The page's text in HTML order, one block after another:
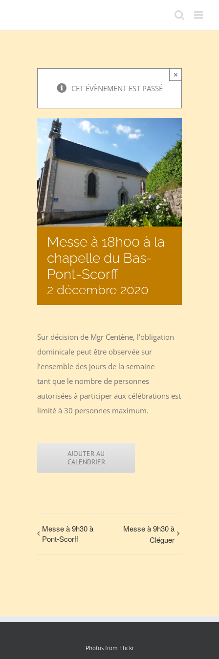
CET ÉVÈNEMENT EST PASSÉ
×
Messe à 18h00 à la
chapelle du Bas-
Pont-Scorff
2 décembre 2020
Sur décision de Mgr Centène, l’obligation
dominicale peut être observée sur
l’ensemble des jours de la semaine
tant que le nombre de personnes
autorisées à participer aux célébrations est
limité à 30 personnes maximum.
AJOUTER AU
CALENDRIER
Messe à 9h30 à
Pont-Scorff
Messe à 9h30 à
Cléguer
Photos from Flickr